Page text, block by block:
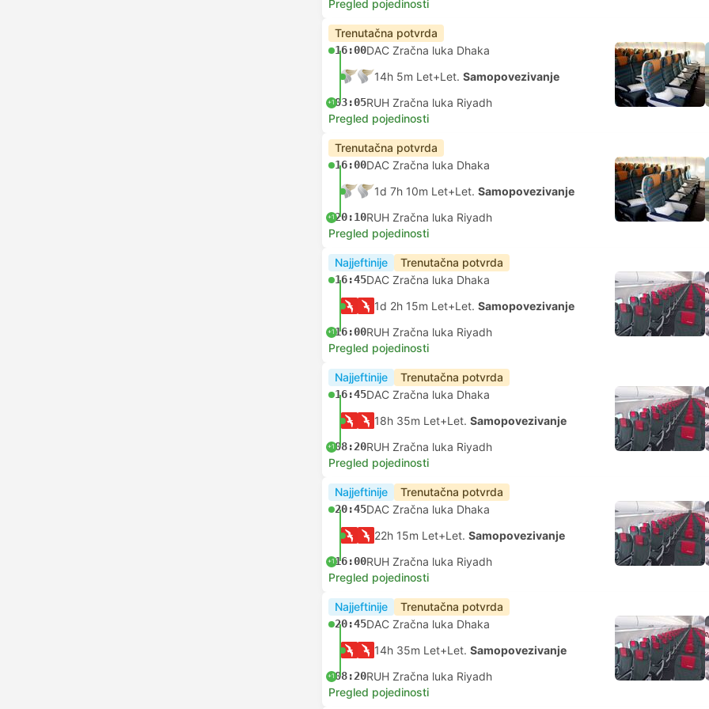
Pregled pojedinosti
Trenutačna potvrda
16:00DAC Zračna luka Dhaka
14h 5m Let+Let. Samopovezivanje
+103:05RUH Zračna luka Riyadh
Pregled pojedinosti
Trenutačna potvrda
16:00DAC Zračna luka Dhaka
1d 7h 10m Let+Let. Samopovezivanje
+120:10RUH Zračna luka Riyadh
Pregled pojedinosti
Najjeftinije Trenutačna potvrda
16:45DAC Zračna luka Dhaka
1d 2h 15m Let+Let. Samopovezivanje
+116:00RUH Zračna luka Riyadh
Pregled pojedinosti
Najjeftinije Trenutačna potvrda
16:45DAC Zračna luka Dhaka
18h 35m Let+Let. Samopovezivanje
+108:20RUH Zračna luka Riyadh
Pregled pojedinosti
Najjeftinije Trenutačna potvrda
20:45DAC Zračna luka Dhaka
22h 15m Let+Let. Samopovezivanje
+116:00RUH Zračna luka Riyadh
Pregled pojedinosti
Najjeftinije Trenutačna potvrda
20:45DAC Zračna luka Dhaka
14h 35m Let+Let. Samopovezivanje
+108:20RUH Zračna luka Riyadh
Pregled pojedinosti